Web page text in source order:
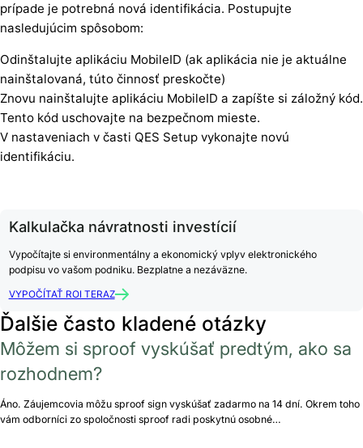
prípade je potrebná nová identifikácia. Postupujte
nasledujúcim spôsobom:
Odinštalujte aplikáciu MobileID (ak aplikácia nie je aktuálne
nainštalovaná, túto činnosť preskočte)
Znovu nainštalujte aplikáciu MobileID a zapíšte si záložný kód.
Tento kód uschovajte na bezpečnom mieste.
V nastaveniach v časti QES Setup vykonajte novú
identifikáciu.
Kalkulačka návratnosti investícií
Vypočítajte si environmentálny a ekonomický vplyv elektronického
podpisu vo vašom podniku. Bezplatne a nezáväzne.
VYPOČÍTAŤ ROI TERAZ
Ďalšie často kladené otázky
Môžem si sproof vyskúšať predtým, ako sa
rozhodnem?
Áno. Záujemcovia môžu sproof sign vyskúšať zadarmo na 14 dní. Okrem toho
vám odborníci zo spoločnosti sproof radi poskytnú osobné…